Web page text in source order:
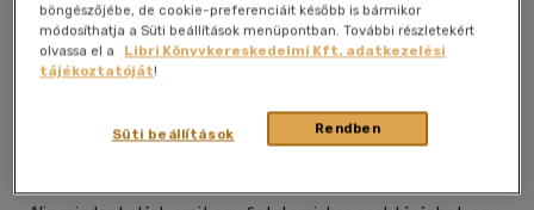
Beleolvasok
(5 vélemény)
böngészőjébe, de cookie-preferenciáit később is bármikor
módosíthatja a Süti beállítások menüpontban. További részletekért
olvassa el a
Libri Könyvkereskedelmi Kft. adatkezelési
tájékoztatóját!
Rendben
Süti beállítások